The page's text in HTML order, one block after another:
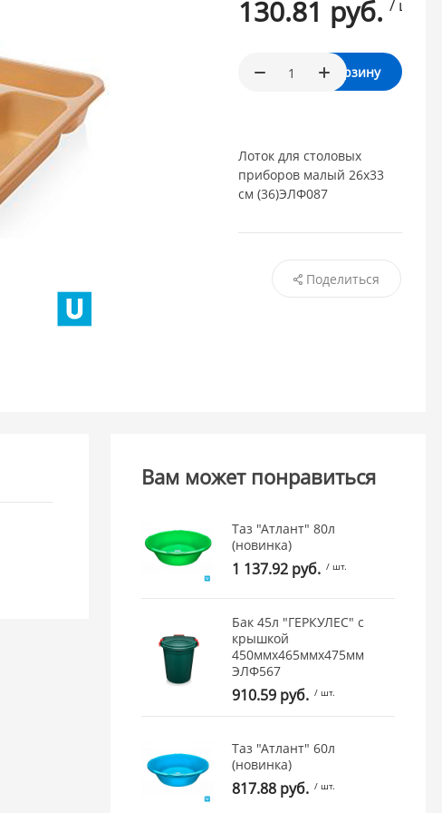
130.81 руб. / шт.
В корзину
Лоток для столовых
приборов малый 26х33
см (36)ЭЛФ087
Поделиться
Вам может понравиться
Таз "Атлант" 80л
(новинка)
1 137.92 руб. / шт.
Бак 45л "ГЕРКУЛЕС" с
крышкой
450ммх465ммх475мм
ЭЛФ567
910.59 руб. / шт.
Таз "Атлант" 60л
(новинка)
817.88 руб. / шт.